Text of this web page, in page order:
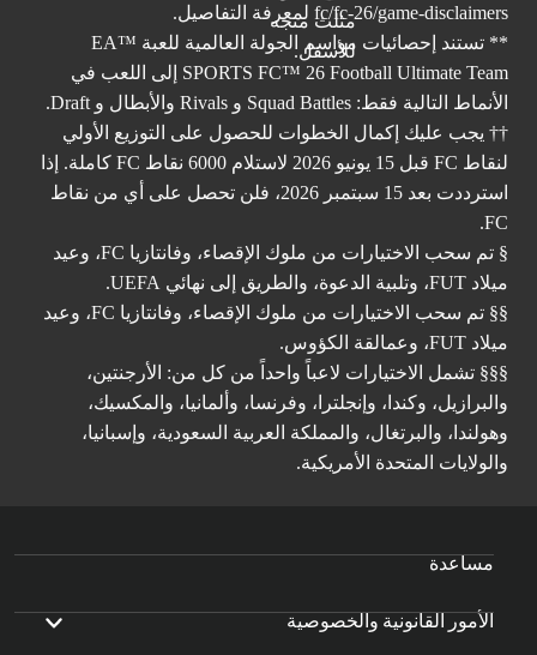
fc/fc-26/game-disclaimers لمعرفة التفاصيل.
** تستند إحصائيات مواسم الجولة العالمية للعبة ™EA
SPORTS FC™ 26 Football Ultimate Team إلى اللعب في
الأنماط التالية فقط: Squad Battles و Rivals والأبطال و Draft.
†† يجب عليك إكمال الخطوات للحصول على التوزيع الأولي
لنقاط FC قبل 15 يونيو 2026 لاستلام 6000 نقاط FC كاملة. إذا
استرددت بعد 15 سبتمبر 2026، فلن تحصل على أي من نقاط
FC.
§ تم سحب الاختيارات من ملوك الإقصاء، وفانتازيا FC، وعيد
ميلاد FUT، وتلبية الدعوة، والطريق إلى نهائي UEFA.
§§ تم سحب الاختيارات من ملوك الإقصاء، وفانتازيا FC، وعيد
ميلاد FUT، وعمالقة الكؤوس.
§§§ تشمل الاختيارات لاعباً واحداً من كل من: الأرجنتين،
والبرازيل، وكندا، وإنجلترا، وفرنسا، وألمانيا، والمكسيك،
وهولندا، والبرتغال، والمملكة العربية السعودية، وإسبانيا،
والولايات المتحدة الأمريكية.
مساعدة
الأمور القانونية والخصوصية